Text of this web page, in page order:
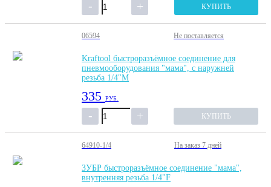
КУПИТЬ
06594 Не поставляется
Kraftool быстроразъёмное соединение для
пневмооборудования "мама", с наружней
резьба 1/4"М
335 РУБ.
КУПИТЬ
64910-1/4 На заказ 7 дней
ЗУБР быстроразъёмное соединение "мама",
внутренняя резьба 1/4"F